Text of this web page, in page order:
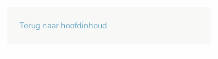
Terug naar hoofdinhoud